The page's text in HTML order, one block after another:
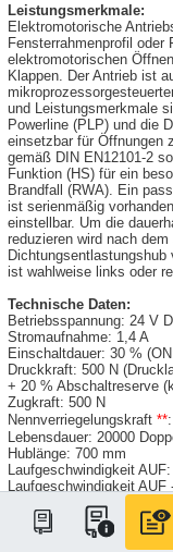
Leistungsmerkmale:
Elektromotorische
Fensterrahmenprofil oder
elektromotorischen
Klappen. Der Antrieb ist
und Leistungsmerkmale
Powerline (PLP) und die
einsetzbar für Öffnungen
gemäß DIN EN12101-2
Funktion (HS) für ein
Brandfall (RWA). Ein
ist serienmäßig
einstellbar. Um die
reduzieren wird nach
ist wahlweise links oder
Technische Daten:
Betriebsspannung: 24 V
Stromaufnahme: 1,4 A
Einschaltdauer: 30 %
Druckkraft: 500 N
+ 20 % Abschaltreserve
Zugkraft: 500 N
Nennverriegelungskraft **
Lebensdauer: 20000
Hublänge: 700 mm
Laufgeschwindigkeit
Laufgeschwindigkeit
Laufgeschwindigkeit ZU:
Schutzart: IP32
Emissions-